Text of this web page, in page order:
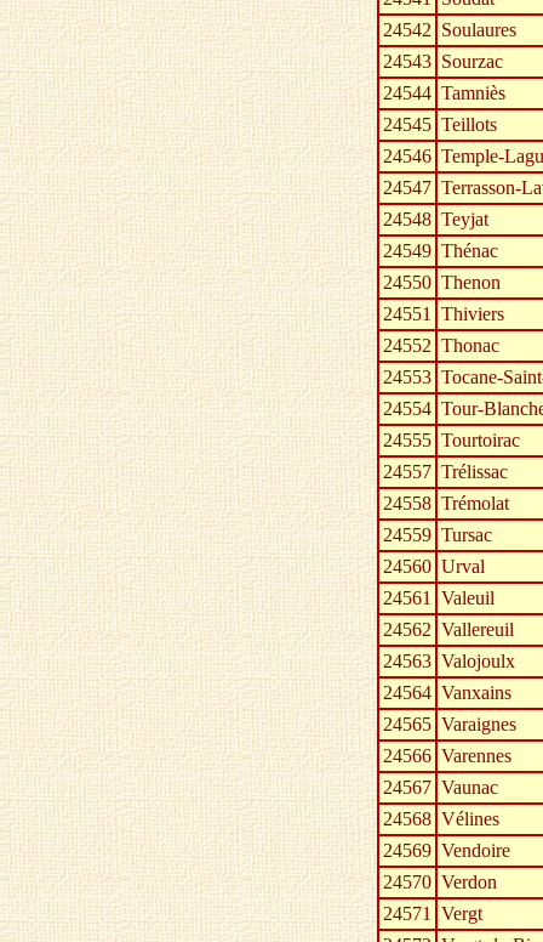
24542 Soulaures
24543 Sourzac
24544 Tamniès
24545 Teillots
24546 Temple-
24547 Terrasson-
24548 Teyjat
24549 Thénac
24550 Thenon
24551 Thiviers
24552 Thonac
24553 Tocane-
24554 Tour-
24555 Tourtoirac
24557 Trélissac
24558 Trémolat
24559 Tursac
24560 Urval
24561 Valeuil
24562 Vallereuil
24563 Valojoulx
24564 Vanxains
24565 Varaignes
24566 Varennes
24567 Vaunac
24568 Vélines
24569 Vendoire
24570 Verdon
24571 Vergt